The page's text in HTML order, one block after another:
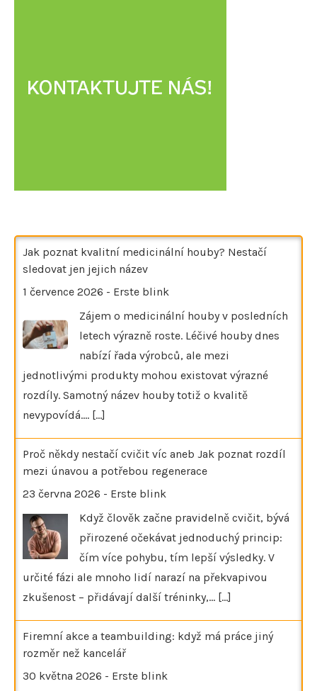
Jak poznat kvalitní medicinální houby? Nestačí
sledovat jen jejich název
1 července 2026 - Erste blink
Zájem o medicinální houby v posledních
letech výrazně roste. Léčivé houby dnes
nabízí řada výrobců, ale mezi
jednotlivými produkty mohou existovat výrazné
rozdíly. Samotný název houby totiž o kvalitě
nevypovídá.… [...]
Proč někdy nestačí cvičit víc aneb Jak poznat rozdíl
mezi únavou a potřebou regenerace
23 června 2026 - Erste blink
Když člověk začne pravidelně cvičit, bývá
přirozené očekávat jednoduchý princip:
čím více pohybu, tím lepší výsledky. V
určité fázi ale mnoho lidí narazí na překvapivou
zkušenost – přidávají další tréninky,… [...]
Firemní akce a teambuilding: když má práce jiný
rozměr než kancelář
30 května 2026 - Erste blink